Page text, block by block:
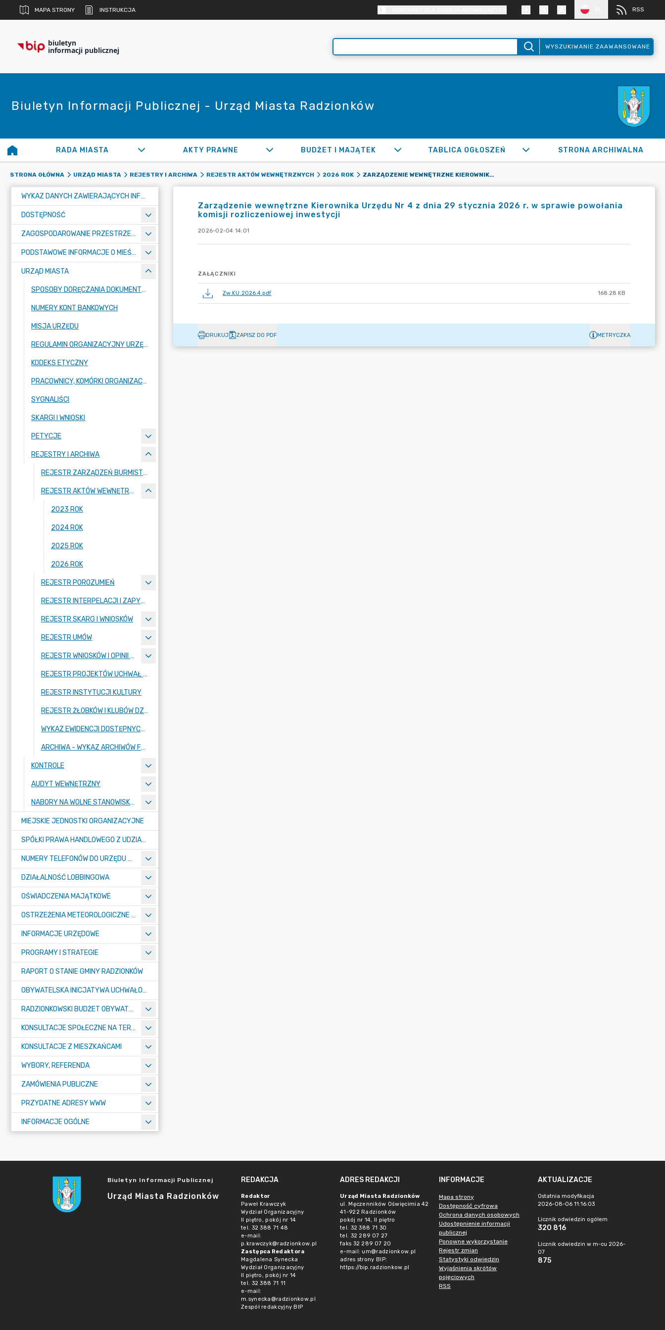
MAPA STRONY INSTRUKCJA RSS
biuletyn
informacji publicznej WYSZUKIWANIE ZAAWANSOWANE
Biuletyn Informacji Publicznej - Urząd Miasta Radzionków
RADA MIASTA AKTY PRAWNE BUDŻET I MAJĄTEK TABLICA OGŁOSZEŃ STRONA ARCHIWALNA
STRONA GŁÓWNA URZĄD MIASTA REJESTRY I ARCHIWA REJESTR AKTÓW WEWNĘTRZNYCH 2026 ROK ZARZĄDZENIE WEWNĘTRZNE KIEROWNIKA URZĘDU NR 4 Z DNIA 29 STYCZNIA 2026 R. W SPRAWIE POWOŁANIA KOMISJI ROZLICZENIOWEJ INWESTYCJI
WYKAZ DANYCH ZAWIERAJĄCYCH INFORMACJE O ŚRODOWISKU I JEGO OCHRONIE
DOSTĘPNOŚĆ
ZAGOSPODAROWANIE PRZESTRZENNE
PODSTAWOWE INFORMACJE O MIEŚCIE
URZĄD MIASTA
SPOSOBY DORĘCZANIA DOKUMENTÓW DO URZĘDU MIASTA RADZIONKÓW
NUMERY KONT BANKOWYCH
MISJA URZĘDU
REGULAMIN ORGANIZACYJNY URZĘDU
KODEKS ETYCZNY
PRACOWNICY, KOMÓRKI ORGANIZACYJNE URZĘDU
SYGNALIŚCI
SKARGI I WNIOSKI
PETYCJE
REJESTRY I ARCHIWA
REJESTR ZARZĄDZEŃ BURMISTRZA MIASTA
REJESTR AKTÓW WEWNĘTRZNYCH
2023 ROK
2024 ROK
2025 ROK
2026 ROK
REJESTR POROZUMIEŃ
REJESTR INTERPELACJI I ZAPYTAŃ RADNYCH
REJESTR SKARG I WNIOSKÓW
REJESTR UMÓW
REJESTR WNIOSKÓW I OPINII KOMISJI RADY MIASTA
REJESTR PROJEKTÓW UCHWAŁ RADY MIASTA RADZIONKÓW
REJESTR INSTYTUCJI KULTURY
REJESTR ŻŁOBKÓW I KLUBÓW DZIECIĘCYCH (STRONA SYSTEMU REJESTR ŻŁOBKÓW)
WYKAZ EWIDENCJI DOSTĘPNYCH W URZĘDZIE MIASTA RADZIONKÓW
ARCHIWA - WYKAZ ARCHIWÓW FUNKCJONUJĄCYCH W URZĘDZIE MIASTA RADZIONKÓW (ARCHIWUM BIP)
KONTROLE
AUDYT WEWNĘTRZNY
NABORY NA WOLNE STANOWISKA PRACY
MIEJSKIE JEDNOSTKI ORGANIZACYJNE
SPÓŁKI PRAWA HANDLOWEGO Z UDZIAŁEM GMINY
NUMERY TELEFONÓW DO URZĘDU MIASTA, MIEJSKICH JEDNOSTEK ORGANIZACYJNYCH ORAZ SPÓŁEK PRAWA HANDLOWEGO Z UDZIAŁEM GMINY
DZIAŁALNOŚĆ LOBBINGOWA
OŚWIADCZENIA MAJĄTKOWE
OSTRZEŻENIA METEOROLOGICZNE O ZŁYM STANIE POWIETRZA I INNE
INFORMACJE URZĘDOWE
PROGRAMY I STRATEGIE
RAPORT O STANIE GMINY RADZIONKÓW
OBYWATELSKA INICJATYWA UCHWAŁODAWCZA
RADZIONKOWSKI BUDŻET OBYWATELSKI
KONSULTACJE SPOŁECZNE NA TERENIE MIASTA RADZIONKÓW
KONSULTACJE Z MIESZKAŃCAMI
WYBORY, REFERENDA
ZAMÓWIENIA PUBLICZNE
PRZYDATNE ADRESY WWW
INFORMACJE OGÓLNE
Zarządzenie wewnętrzne Kierownika Urzędu Nr 4 z dnia 29 stycznia 2026 r. w sprawie powołania
komisji rozliczeniowej inwestycji
2026-02-04 14:01
ZAŁĄCZNIKI
Zw.KU.2026.4.pdf 168.28 KB
DRUKUJ ZAPISZ DO PDF METRYCZKA
Biuletyn Informacji Publicznej
Urząd Miasta Radzionków
REDAKCJA
Redaktor
Paweł Krawczyk
Wydział Organizacyjny
II piętro, pokój nr 14
tel. 32 388 71 48
e-mail:
p.krawczyk@radzionkow.pl
Zastępca Redaktora
Magdalena Synecka
Wydział Organizacyjny
II piętro, pokój nr 14
tel. 32 388 71 11
e-mail:
m.synecka@radzionkow.pl
Zespół redakcyjny BIP
ADRES REDAKCJI
Urząd Miasta Radzionków
ul. Męczenników Oświęcimia 42
41-922 Radzionków
pokój nr 14, II piętro
tel. 32 388 71 30
tel. 32 289 07 27
faks 32 289 07 20
e-mail: um@radzionkow.pl
adres strony BIP:
https://bip.radzionkow.pl
INFORMACJE
Mapa strony
Dostępność cyfrowa
Ochrona danych osobowych
Udostępnienie informacji
publicznej
Ponowne wykorzystanie
Rejestr zmian
Statystyki odwiedzin
Wyjaśnienia skrótów
pojęciowych
RSS
AKTUALIZACJE
Ostatnia modyfikacja
2026-08-06 11:16:03
Licznik odwiedzin ogółem
320 816
Licznik odwiedzin w m-cu 2026-
07
875